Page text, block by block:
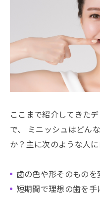
ここまで紹介してきた
で、 ミニッシュはどん
か？主に次のような人
歯の色や形そのものを
短期間で理想の歯を